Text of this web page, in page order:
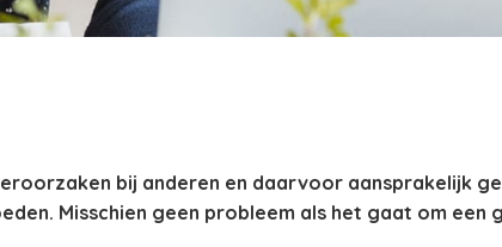
bij anderen en daarvoor aansprakelijk
Misschien geen probleem als het gaat om een